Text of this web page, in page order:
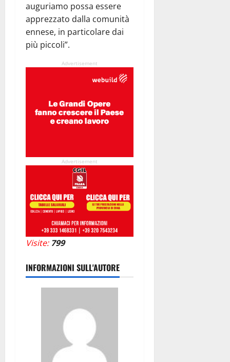
auguriamo possa essere
apprezzato dalla comunità
ennese, in particolare dai
più piccoli”.
Advertisement
Advertisement
Visite: 799
INFORMAZIONI SULL'AUTORE